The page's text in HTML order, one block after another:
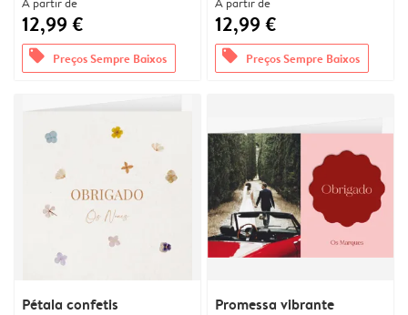
12,99 €
offers Preços Sempre Baixos
12,99 €
offers Preços Sempre Baixos
Pétala confetis Promessa vibrante